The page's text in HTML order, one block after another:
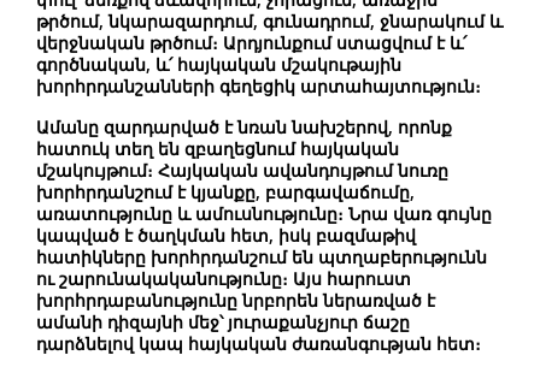
թրծում, նկարազարդում, գունադրում, ջնարակում և
վերջնական թրծում։ Արդյունքում ստացվում է և՛
գործնական, և՛ հայկական մշակութային
խորհրդանշանների գեղեցիկ արտահայտություն։
Ամանը զարդարված է նռան նախշերով, որոնք
հատուկ տեղ են զբաղեցնում հայկական
մշակույթում։ Հայկական ավանդույթում նուռը
խորհրդանշում է կյանքը, բարգավաճումը,
առատությունը և ամուսնությունը։ Նրա վառ գույնը
կապված է ծաղկման հետ, իսկ բազմաթիվ
հատիկները խորհրդանշում են պտղաբերությունն
ու շարունակականությունը։ Այս հարուստ
խորհրդաբանությունը նրբորեն ներառված է
ամանի դիզայնի մեջ՝ յուրաքանչյուր ճաշը
դարձնելով կապ հայկական ժառանգության հետ։